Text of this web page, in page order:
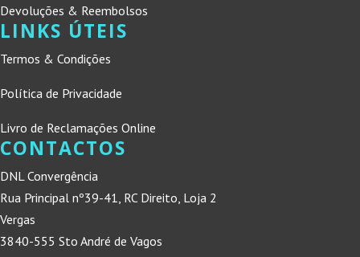
Devoluções & Reembolsos
LINKS ÚTEIS
Termos & Condições
Política de Privacidade
Livro de Reclamações Online
CONTACTOS
DNL Convergência
Rua Principal nº39-41, RC Direito, Loja 2
Vergas
3840-555 Sto André de Vagos